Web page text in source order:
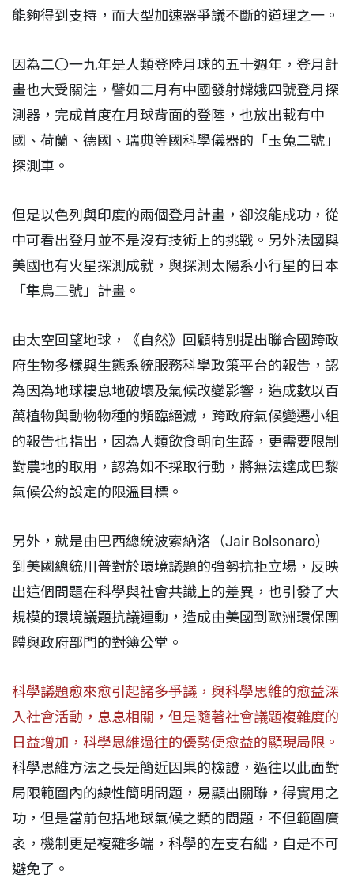
能夠得到支持，而大型加速器爭議不斷的道理之一。
因為二〇一九年是人類登陸月球的五十週年，登月計
畫也大受關注，譬如二月有中國發射嫦娥四號登月探
測器，完成首度在月球背面的登陸，也放出載有中
國、荷蘭、德國、瑞典等國科學儀器的「玉兔二號」
探測車。
但是以色列與印度的兩個登月計畫，卻沒能成功，從
中可看出登月並不是沒有技術上的挑戰。另外法國與
美國也有火星探測成就，與探測太陽系小行星的日本
「隼鳥二號」計畫。
由太空回望地球，《自然》回顧特別提出聯合國跨政
府生物多樣與生態系統服務科學政策平台的報告，認
為因為地球棲息地破壞及氣候改變影響，造成數以百
萬植物與動物物種的頻臨絕滅，跨政府氣候變遷小組
的報告也指出，因為人類飲食朝向生蔬，更需要限制
對農地的取用，認為如不採取行動，將無法達成巴黎
氣候公約設定的限溫目標。
另外，就是由巴西總統波索納洛（Jair Bolsonaro）
到美國總統川普對於環境議題的強勢抗拒立場，反映
出這個問題在科學與社會共識上的差異，也引發了大
規模的環境議題抗議運動，造成由美國到歐洲環保團
體與政府部門的對簿公堂。
科學議題愈來愈引起諸多爭議，與科學思維的愈益深
入社會活動，息息相關，但是隨著社會議題複雜度的
日益增加，科學思維過往的優勢便愈益的顯現局限。
科學思維方法之長是簡近因果的檢證，過往以此面對
局限範圍內的線性簡明問題，易顯出關聯，得實用之
功，但是當前包括地球氣候之類的問題，不但範圍廣
袤，機制更是複雜多端，科學的左支右絀，自是不可
避免了。